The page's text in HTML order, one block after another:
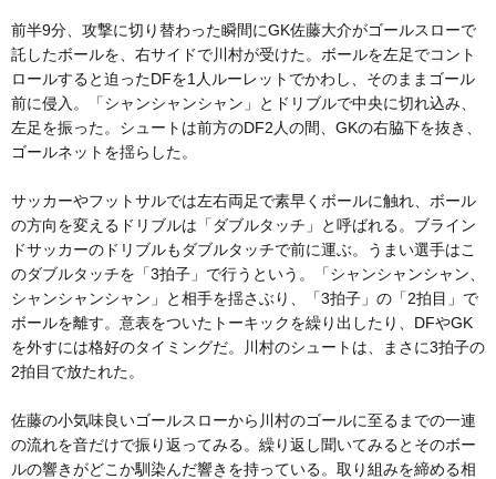
前半9分、攻撃に切り替わった瞬間にGK佐藤大介がゴールスローで
託したボールを、右サイドで川村が受けた。ボールを左足でコント
ロールすると迫ったDFを1人ルーレットでかわし、そのままゴール
前に侵入。「シャンシャンシャン」とドリブルで中央に切れ込み、
左足を振った。シュートは前方のDF2人の間、GKの右脇下を抜き、
ゴールネットを揺らした。
サッカーやフットサルでは左右両足で素早くボールに触れ、ボール
の方向を変えるドリブルは「ダブルタッチ」と呼ばれる。ブライン
ドサッカーのドリブルもダブルタッチで前に運ぶ。うまい選手はこ
のダブルタッチを「3拍子」で行うという。「シャンシャンシャン、
シャンシャンシャン」と相手を揺さぶり、「3拍子」の「2拍目」で
ボールを離す。意表をついたトーキックを繰り出したり、DFやGK
を外すには格好のタイミングだ。川村のシュートは、まさに3拍子の
2拍目で放たれた。
佐藤の小気味良いゴールスローから川村のゴールに至るまでの一連
の流れを音だけで振り返ってみる。繰り返し聞いてみるとそのボー
ルの響きがどこか馴染んだ響きを持っている。取り組みを締める相